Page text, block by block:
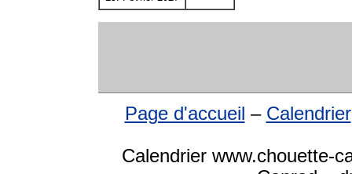
Page d'accueil – Calendrier
Calendrier www.chouette-